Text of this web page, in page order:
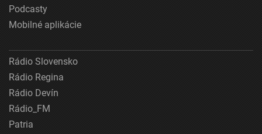
Podcasty
Mobilné aplikácie
Rádio Slovensko
Rádio Regina
Rádio Devín
Rádio_FM
Patria